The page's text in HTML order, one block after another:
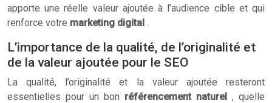
apporte une réelle valeur ajoutée à l’audience cible et qui
renforce votre marketing digital .
L’importance de la qualité, de l’originalité et
de la valeur ajoutée pour le SEO
La qualité, l’originalité et la valeur ajoutée resteront
essentielles pour un bon référencement naturel , quelle